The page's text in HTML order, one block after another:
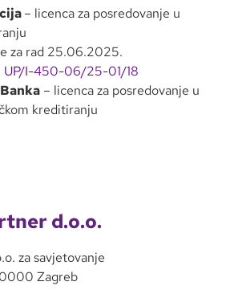
– licenca za posredovanje u
za rad 25.06.2025.
UP/I-450-06/25-01/18
– licenca za posredovanje u
kreditiranju
d.o.o.
za savjetovanje
Zagreb